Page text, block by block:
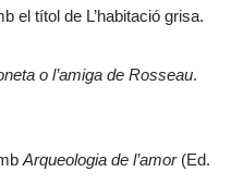
el títol de L’habitació grisa.
o l’amiga de Rosseau.
Arqueologia de l’amor(Ed.